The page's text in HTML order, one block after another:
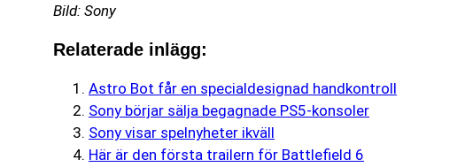
Bild: Sony
Relaterade inlägg:
Astro Bot får en specialdesignad handkontroll
Sony börjar sälja begagnade PS5-konsoler
Sony visar spelnyheter ikväll
Här är den första trailern för Battlefield 6